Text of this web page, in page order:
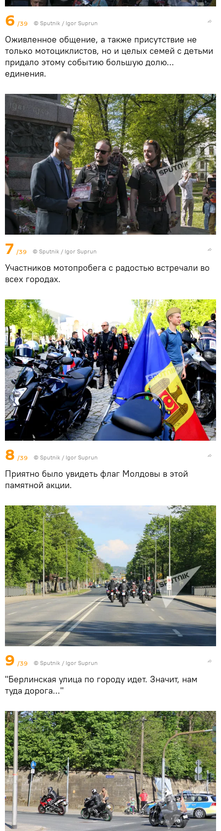
6 /39 © Sputnik / Igor Suprun
Оживленное общение, а также присутствие не
только мотоциклистов, но и целых семей с детьми
придало этому событию большую долю...
единения.
7 /39 © Sputnik / Igor Suprun
Участников мотопробега с радостью встречали во
всех городах.
8 /39 © Sputnik / Igor Suprun
Приятно было увидеть флаг Молдовы в этой
памятной акции.
9 /39 © Sputnik / Igor Suprun
"Берлинская улица по городу идет. Значит, нам
туда дорога..."